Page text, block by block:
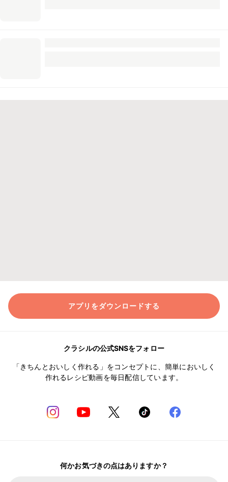
アプリをダウンロードする
クラシルの公式SNSをフォロー
「きちんとおいしく作れる」をコンセプトに、簡単においしく
作れるレシピ動画を毎日配信しています。
何かお気づきの点はありますか？